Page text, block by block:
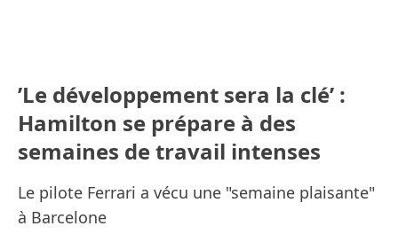
’Le développement sera la clé’ :
Hamilton se prépare à des
semaines de travail intenses
Le pilote Ferrari a vécu une "semaine plaisante"
à Barcelone